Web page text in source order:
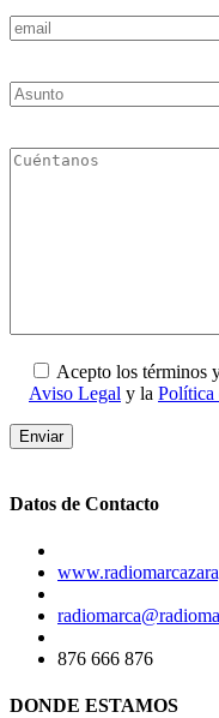
Acepto los términos
Aviso Legal y la Política
Datos de Contacto
876 666 876
DONDE ESTAMOS